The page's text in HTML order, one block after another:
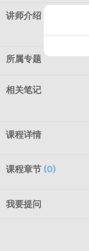
讲师介绍
所属专题
相关笔记
课程详情
课程章节 (0)
我要提问